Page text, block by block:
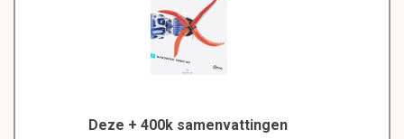
Deze + 400k samenvattingen